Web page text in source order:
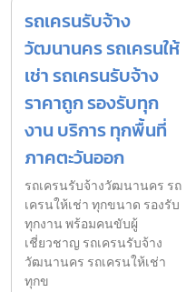
รถเครนรับจ้าง
วัฒนานคร รถเครนให้
เช่า รถเครนรับจ้าง
ราคาถูก รองรับทุก
งาน บริการ ทุกพื้นที่
ภาคตะวันออก
รถเครนรับจ้างวัฒนานคร รถ
เครนให้เช่า ทุกขนาด รองรับ
ทุกงาน พร้อมคนขับผู้
เชี่ยวชาญ รถเครนรับจ้าง
วัฒนานคร รถเครนให้เช่า
ทุกข